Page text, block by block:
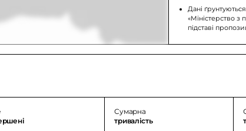
Дані
«Міністерство з
підставі
Сумарна
тривалість